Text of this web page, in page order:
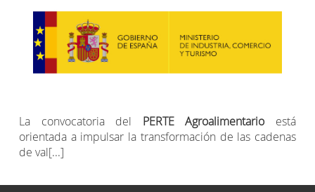
La convocatoria del PERTE Agroalimentario está
orientada a impulsar la transformación de las cadenas
de val[...]